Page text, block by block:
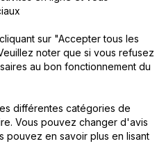
193128
Pratique
15.50 CHF
sur "Accepter tous les
noter que si vous refusez
au bon fonctionnement du
différentes catégories de
Vous pouvez changer d'avis
pouvez en savoir plus en lisant